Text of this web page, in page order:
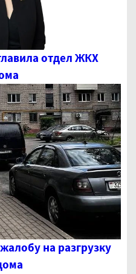
отдел ЖКХ
на разгрузку